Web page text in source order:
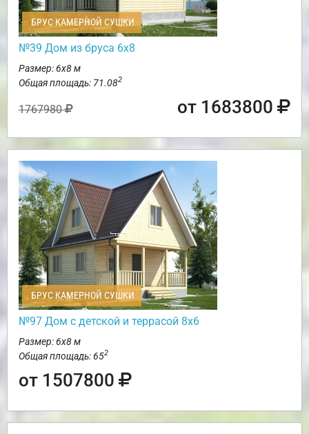
БРУС КАМЕРНОЙ СУШКИ
№39 Дом из бруса 6х8
Размер: 6х8 м
Общая площадь: 71.082
1767980 от 1683800
БРУС КАМЕРНОЙ СУШКИ
№97 Дом с детской и террасой 8х6
Размер: 6х8 м
Общая площадь: 652
от 1507800